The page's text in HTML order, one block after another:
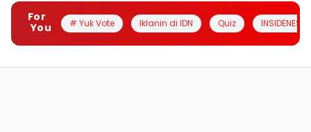
For
You
# Yuk Vote Iklanin di IDN Quiz INSIDENESIA